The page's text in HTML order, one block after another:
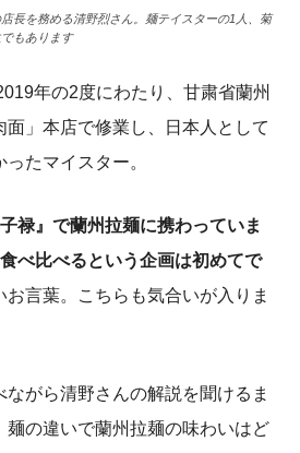
長を務める清野烈さん。麺テイスターの1人、菊
もあります
年の2度にわたり、甘粛省蘭州
」本店で修業し、日本人として
たマイスター。
禄』で蘭州拉麺に携わっていま
べ比べるという企画は初めてで
お言葉。こちらも気合いが入りま
がら清野さんの解説を聞けるま
麺の違いで蘭州拉麺の味わいはど